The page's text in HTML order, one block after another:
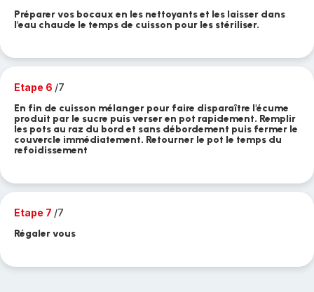
Préparer vos bocaux en les nettoyants et les laisser dans
l'eau chaude le temps de cuisson pour les stériliser.
Etape 6 /7
En fin de cuisson mélanger pour faire disparaître l'écume
produit par le sucre puis verser en pot rapidement. Remplir
les pots au raz du bord et sans débordement puis fermer le
couvercle immédiatement. Retourner le pot le temps du
refoidissement
Etape 7 /7
Régaler vous